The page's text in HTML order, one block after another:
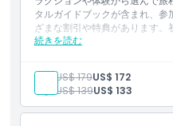
エスケープ・フロム・ザ・
1日ホップオン・ホップオ
タルガイドブックが含まれ、
ざまな割引や特典があります
です。
続きを読む
含まれるアトラクションと体験
MUNIパス付きサンフラン
アクアリウム・オブ・ザ・
エクスプロラトリウム
大人: US$ 179US$ 172
子供: US$ 139US$ 133